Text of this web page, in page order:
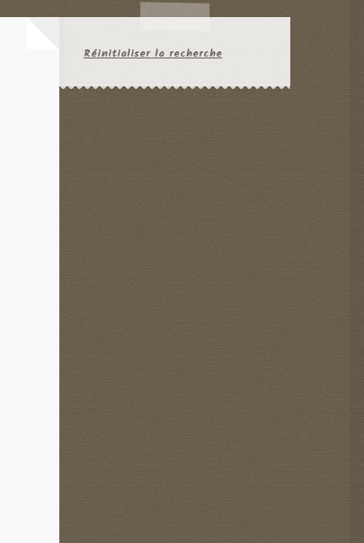
Réinitialiser la recherche